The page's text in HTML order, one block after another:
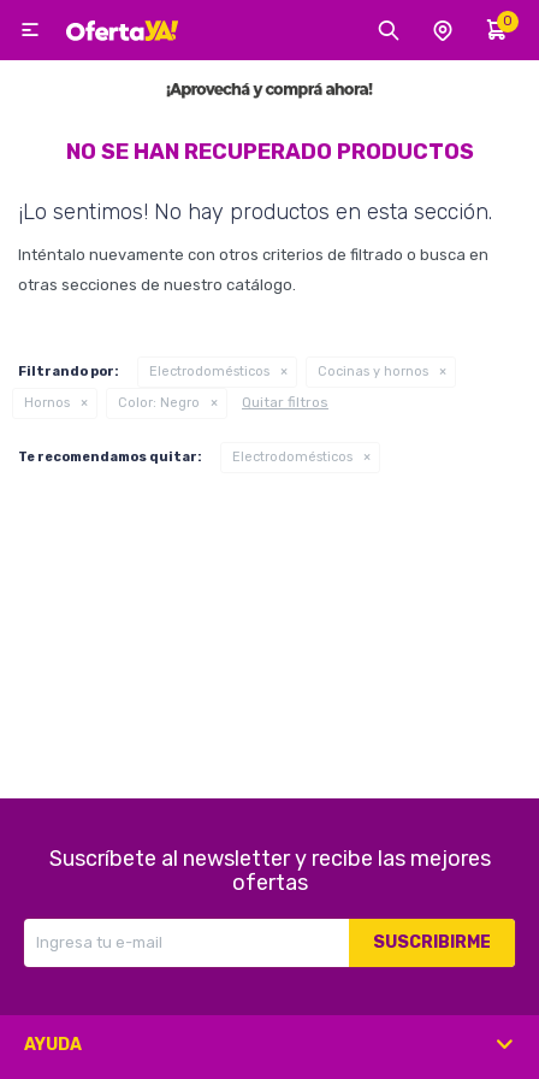
0

NO SE HAN RECUPERADO PRODUCTOS
¡Lo sentimos! No hay productos en esta sección.
Inténtalo nuevamente con otros criterios de filtrado o busca en
otras secciones de nuestro catálogo.
Filtrando por: Electrodomésticos
Cocinas y hornos
Hornos
Color: Negro Quitar filtros
Te recomendamos quitar: Electrodomésticos
Suscríbete al newsletter y recibe las mejores
ofertas
SUSCRIBIRME
AYUDA
MI CUENTA
Tecnología
Tv, Audio y Video
Gaming
Hogar y Jardín
Deportes y Tiempo Libre